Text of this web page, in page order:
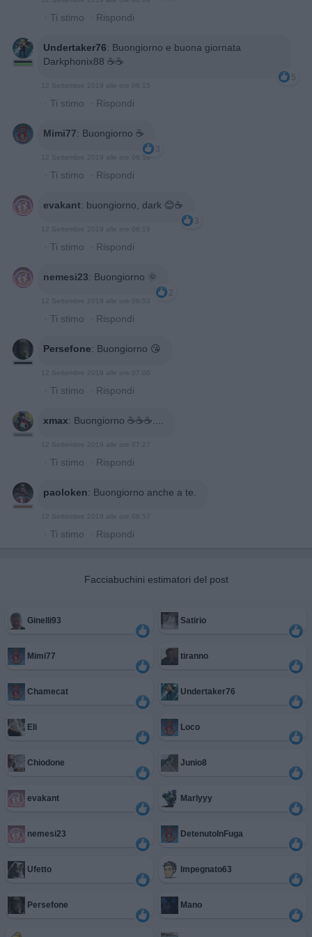
· Ti stimo · Rispondi
Undertaker76: Buongiorno e buona giornata
Darkphonix88 ☕☕
5
12 Settembre 2019 alle ore 06:15
· Ti stimo · Rispondi
Mimi77: Buongiorno ☕
3
12 Settembre 2019 alle ore 06:18
· Ti stimo · Rispondi
evakant: buongiorno, dark 😊☕
3
12 Settembre 2019 alle ore 06:19
· Ti stimo · Rispondi
nemesi23: Buongiorno 🌞
2
12 Settembre 2019 alle ore 06:53
· Ti stimo · Rispondi
Persefone: Buongiorno 😘
12 Settembre 2019 alle ore 07:06
· Ti stimo · Rispondi
xmax: Buongiorno ☕️☕️☕️....
12 Settembre 2019 alle ore 07:27
· Ti stimo · Rispondi
paoloken: Buongiorno anche a te.
12 Settembre 2019 alle ore 08:57
· Ti stimo · Rispondi
Facciabuchini estimatori del post
Ginelli93 Satirio
Mimi77 tiranno
Chamecat Undertaker76
Eli Loco
Chiodone Junio8
evakant Marlyyy
nemesi23 DetenutoInFuga
Ufetto Impegnato63
Persefone Mano